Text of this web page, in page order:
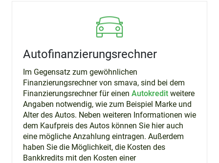
Autofinanzierungsrechner
Im Gegensatz zum gewöhnlichen
Finanzierungsrechner von smava, sind bei dem
Finanzierungsrechner für einen Autokredit weitere
Angaben notwendig, wie zum Beispiel Marke und
Alter des Autos. Neben weiteren Informationen wie
dem Kaufpreis des Autos können Sie hier auch
eine mögliche Anzahlung eintragen. Außerdem
haben Sie die Möglichkeit, die Kosten des
Bankkredits mit den Kosten einer